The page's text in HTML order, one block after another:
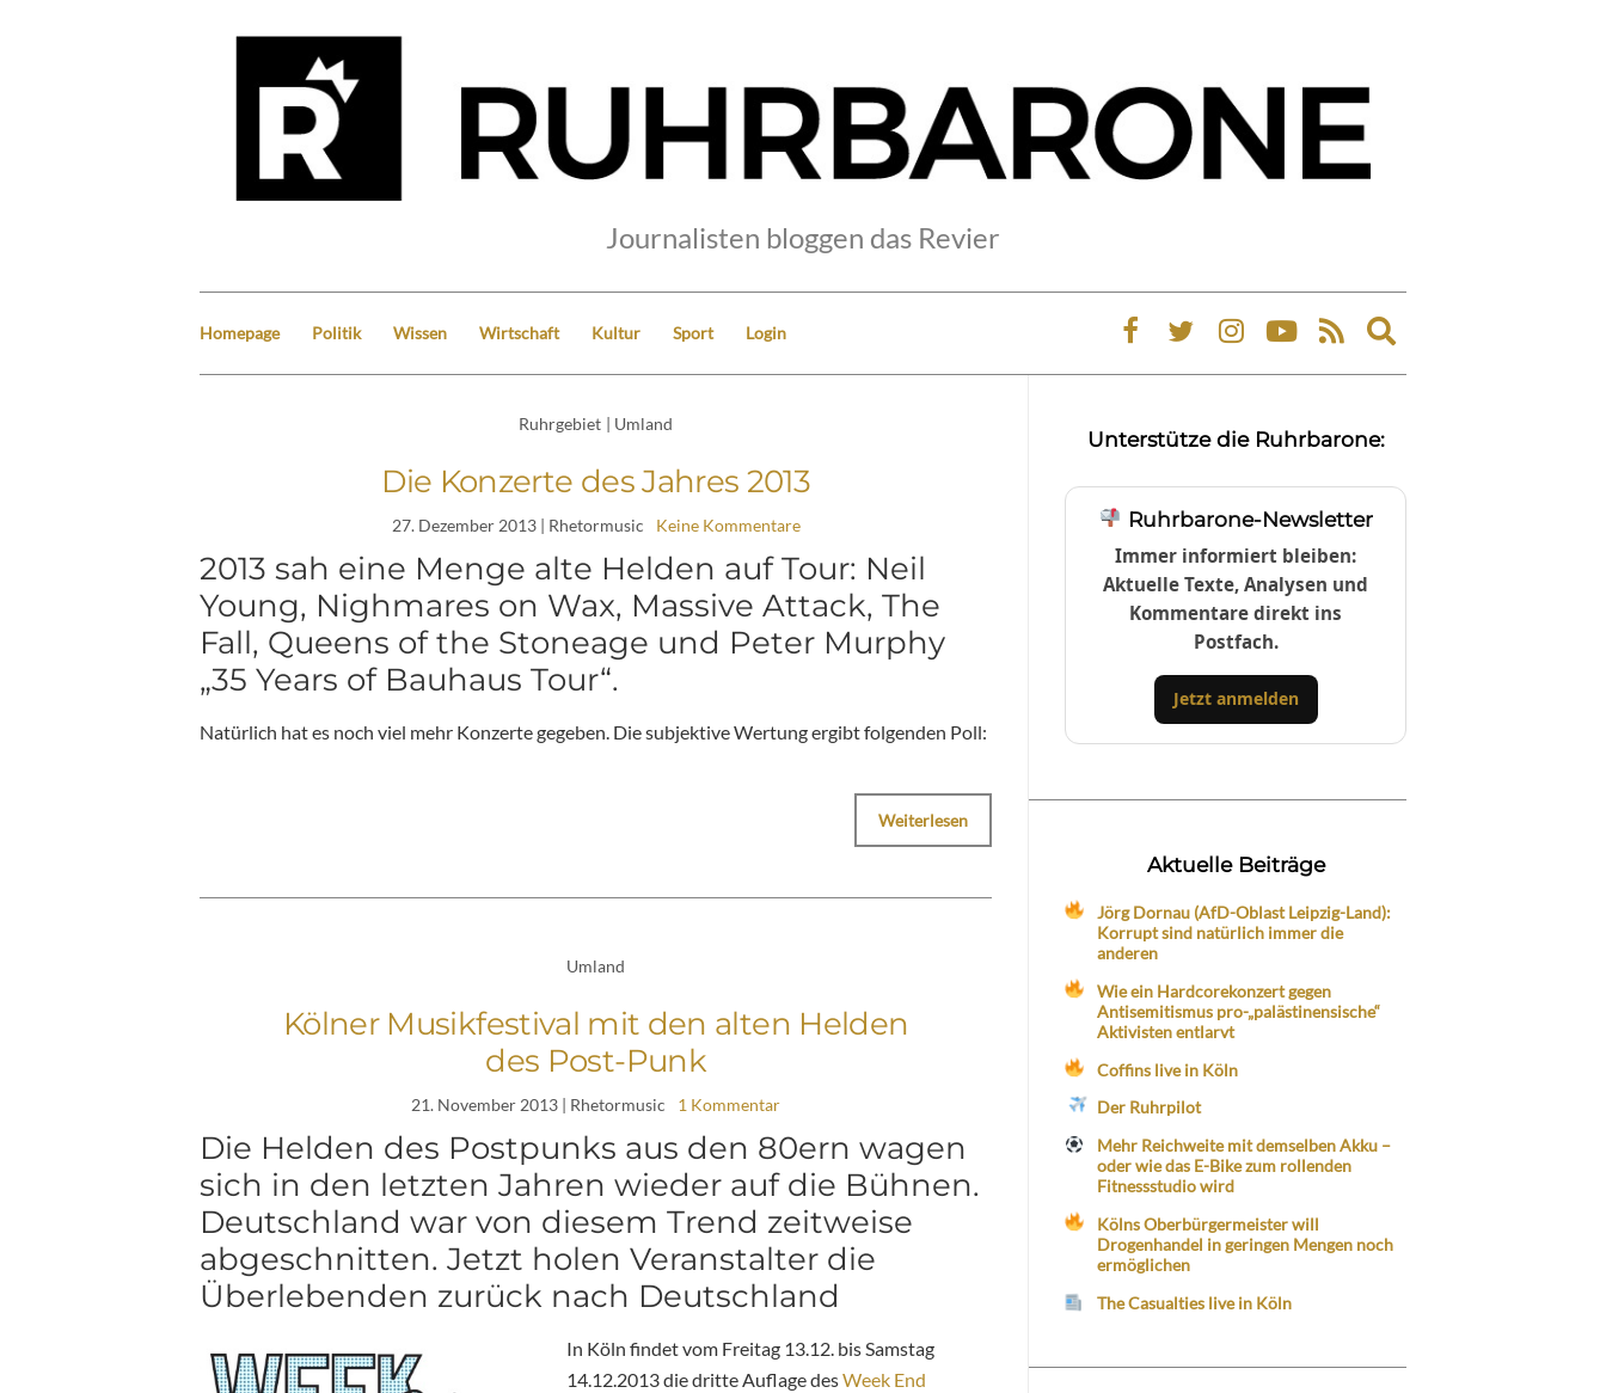
Journalisten bloggen das Revier
Homepage Politik Wissen Wirtschaft Kultur Sport Login
Expand
search
Ruhrgebiet | Umland
Die Konzerte des Jahres 2013
27. Dezember 2013| Rhetormusic Keine Kommentare
2013 sah eine Menge alte Helden auf Tour: Neil
Young, Nighmares on Wax, Massive Attack, The
Fall, Queens of the Stoneage und Peter Murphy
„35 Years of Bauhaus Tour“.
Natürlich hat es noch viel mehr Konzerte gegeben. Die subjektive Wertung ergibt folgenden Poll:
Weiterlesen
Umland
Kölner Musikfestival mit den alten Helden
des Post-Punk
21. November 2013 | Rhetormusic 1 Kommentar
Die Helden des Postpunks aus den 80ern wagen
sich in den letzten Jahren wieder auf die Bühnen.
Deutschland war von diesem Trend zeitweise
abgeschnitten. Jetzt holen Veranstalter die
Überlebenden zurück nach Deutschland
In Köln findet vom Freitag 13.12. bis Samstag
14.12.2013 die dritte Auflage desWeek End
Unterstütze die Ruhrbarone:
Ruhrbarone-Newsletter
Immer informiert bleiben:
Aktuelle Texte, Analysen und
Kommentare direkt ins
Postfach.
Jetzt anmelden
Aktuelle Beiträge
Jörg Dornau (AfD-Oblast Leipzig-Land):
Korrupt sind natürlich immer die
anderen
Wie ein Hardcorekonzert gegen
Antisemitismus pro-„palästinensische“
Aktivisten entlarvt
Coffins live in Köln
Der Ruhrpilot
Mehr Reichweite mit demselben Akku –
oder wie das E-Bike zum rollenden
Fitnessstudio wird
Kölns Oberbürgermeister will
Drogenhandel in geringen Mengen noch
ermöglichen
The Casualties live in Köln